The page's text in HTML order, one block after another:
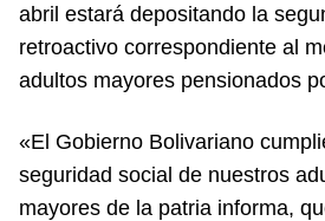
abril estará depositando la
retroactivo correspondiente al
adultos mayores pensionados
«El Gobierno Bolivariano
seguridad social de nuestros
mayores de la patria informa,